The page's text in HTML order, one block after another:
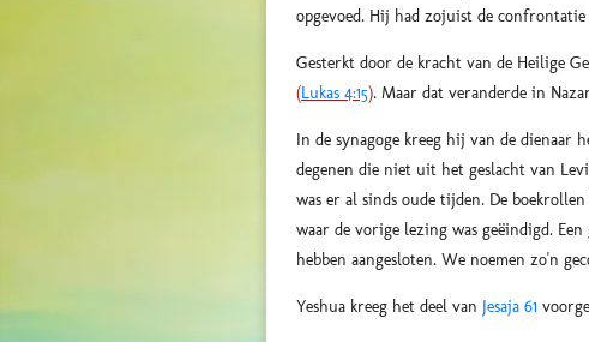
opgevoed. Hij had zojuist de
Gesterkt door de kracht van de Heilige
(Lukas 4:15). Maar dat veranderde in
In de synagoge kreeg hij van de dienaar
degenen die niet uit het geslacht van
was er al sinds oude tijden. De
waar de vorige lezing was geëindigd.
hebben aangesloten. We noemen zo'n
Yeshua kreeg het deel van Jesaja 61